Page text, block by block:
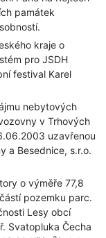
památek
kraje o
pro JSDH
festival Karel
nebytových
v Trhových
uzavřenou
a Besednice, s.r.o.
o výměře 77,8
pozemku parc.
Lesy obcí
Svatopluka Čecha